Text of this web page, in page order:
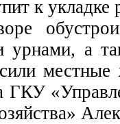
к укладке
урнами, а
местные
ГКУ